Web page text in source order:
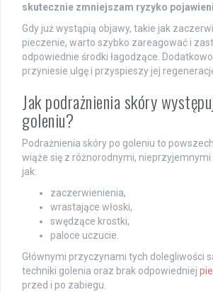
skutecznie zmniejszam ryzyko
Gdy już wystąpią objawy, takie jak
pieczenie, warto szybko zareagować i
odpowiednie środki łagodzące.
przyniesie ulgę i przyspieszy jej
Jak podrażnienia skóry
goleniu?
Podrażnienia skóry po goleniu to
wiąże się z różnorodnymi,
jak:
zaczerwienienia,
wrastające włoski,
swędzące krostki,
paloce uczucie.
Głównymi przyczynami tych dolegliwości
techniki golenia oraz brak odpowiedniej
przed i po zabiegu.